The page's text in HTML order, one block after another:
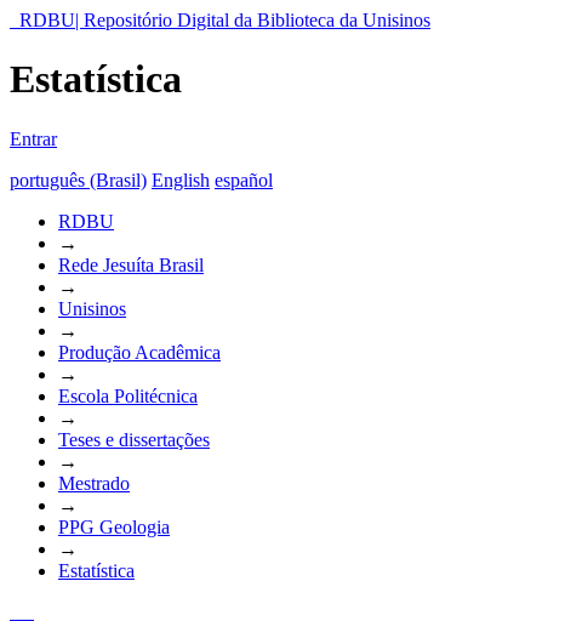
RDBU| Repositório Digital da Biblioteca da Unisinos
Estatística
Entrar
português (Brasil) English español
RDBU
→
Rede Jesuíta Brasil
→
Unisinos
→
Produção Acadêmica
→
Escola Politécnica
→
Teses e dissertações
→
Mestrado
→
PPG Geologia
→
Estatística